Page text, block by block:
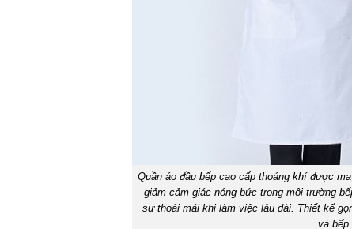
Quần áo đầu bếp cao cấp thoáng khí được
giảm cảm giác nóng bức trong môi trường
sự thoải mái khi làm việc lâu dài. Thiết kế
và bếp